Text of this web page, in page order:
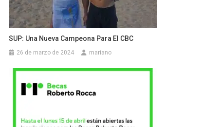
SUP: Una Nueva Campeona Para El CBC
26 de marzo de 2024 mariano